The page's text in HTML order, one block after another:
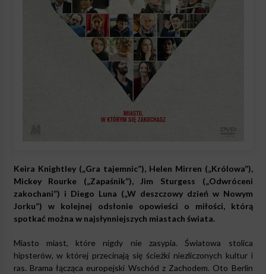
Keira Knightley („Gra tajemnic”), Helen Mirren („Królowa”),
Mickey Rourke („Zapaśnik”), Jim Sturgess („Odwróceni
zakochani”) i Diego Luna („W deszczowy dzień w Nowym
Jorku”) w kolejnej odsłonie opowieści o miłości, którą
spotkać można w najsłynniejszych miastach świata.
Miasto miast, które nigdy nie zasypia. Światowa stolica
hipsterów, w której przecinają się ścieżki niezliczonych kultur i
ras. Brama łącząca europejski Wschód z Zachodem. Oto Berlin